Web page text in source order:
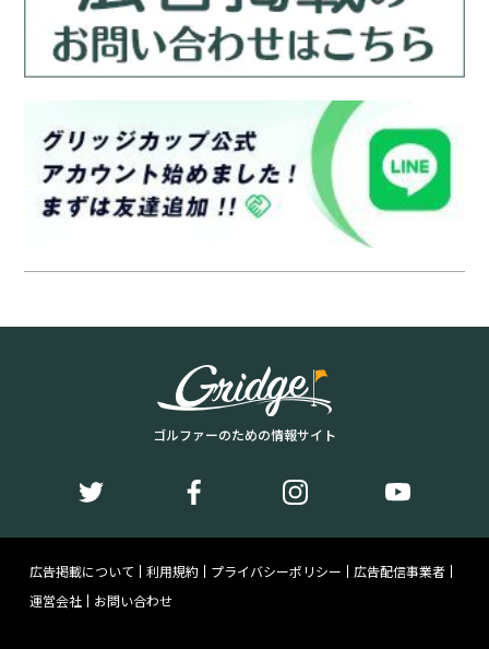
ゴルファーのための情報サイト
広告掲載について 利用規約 プライバシーポリシー
広告配信事業者
運営会社
お問い合わせ